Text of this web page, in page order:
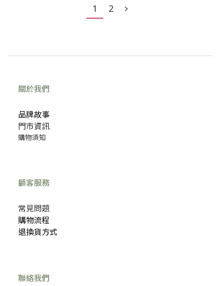
1 2
關於我們
品牌故事
門市資訊
購物須知
顧客服務
常見問題
購物流程
退換貨方式
聯絡我們